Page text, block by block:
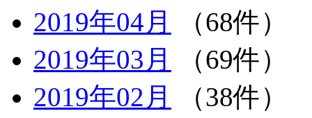
2019年04月
（68件）
2019年03月
（69件）
2019年02月
（38件）